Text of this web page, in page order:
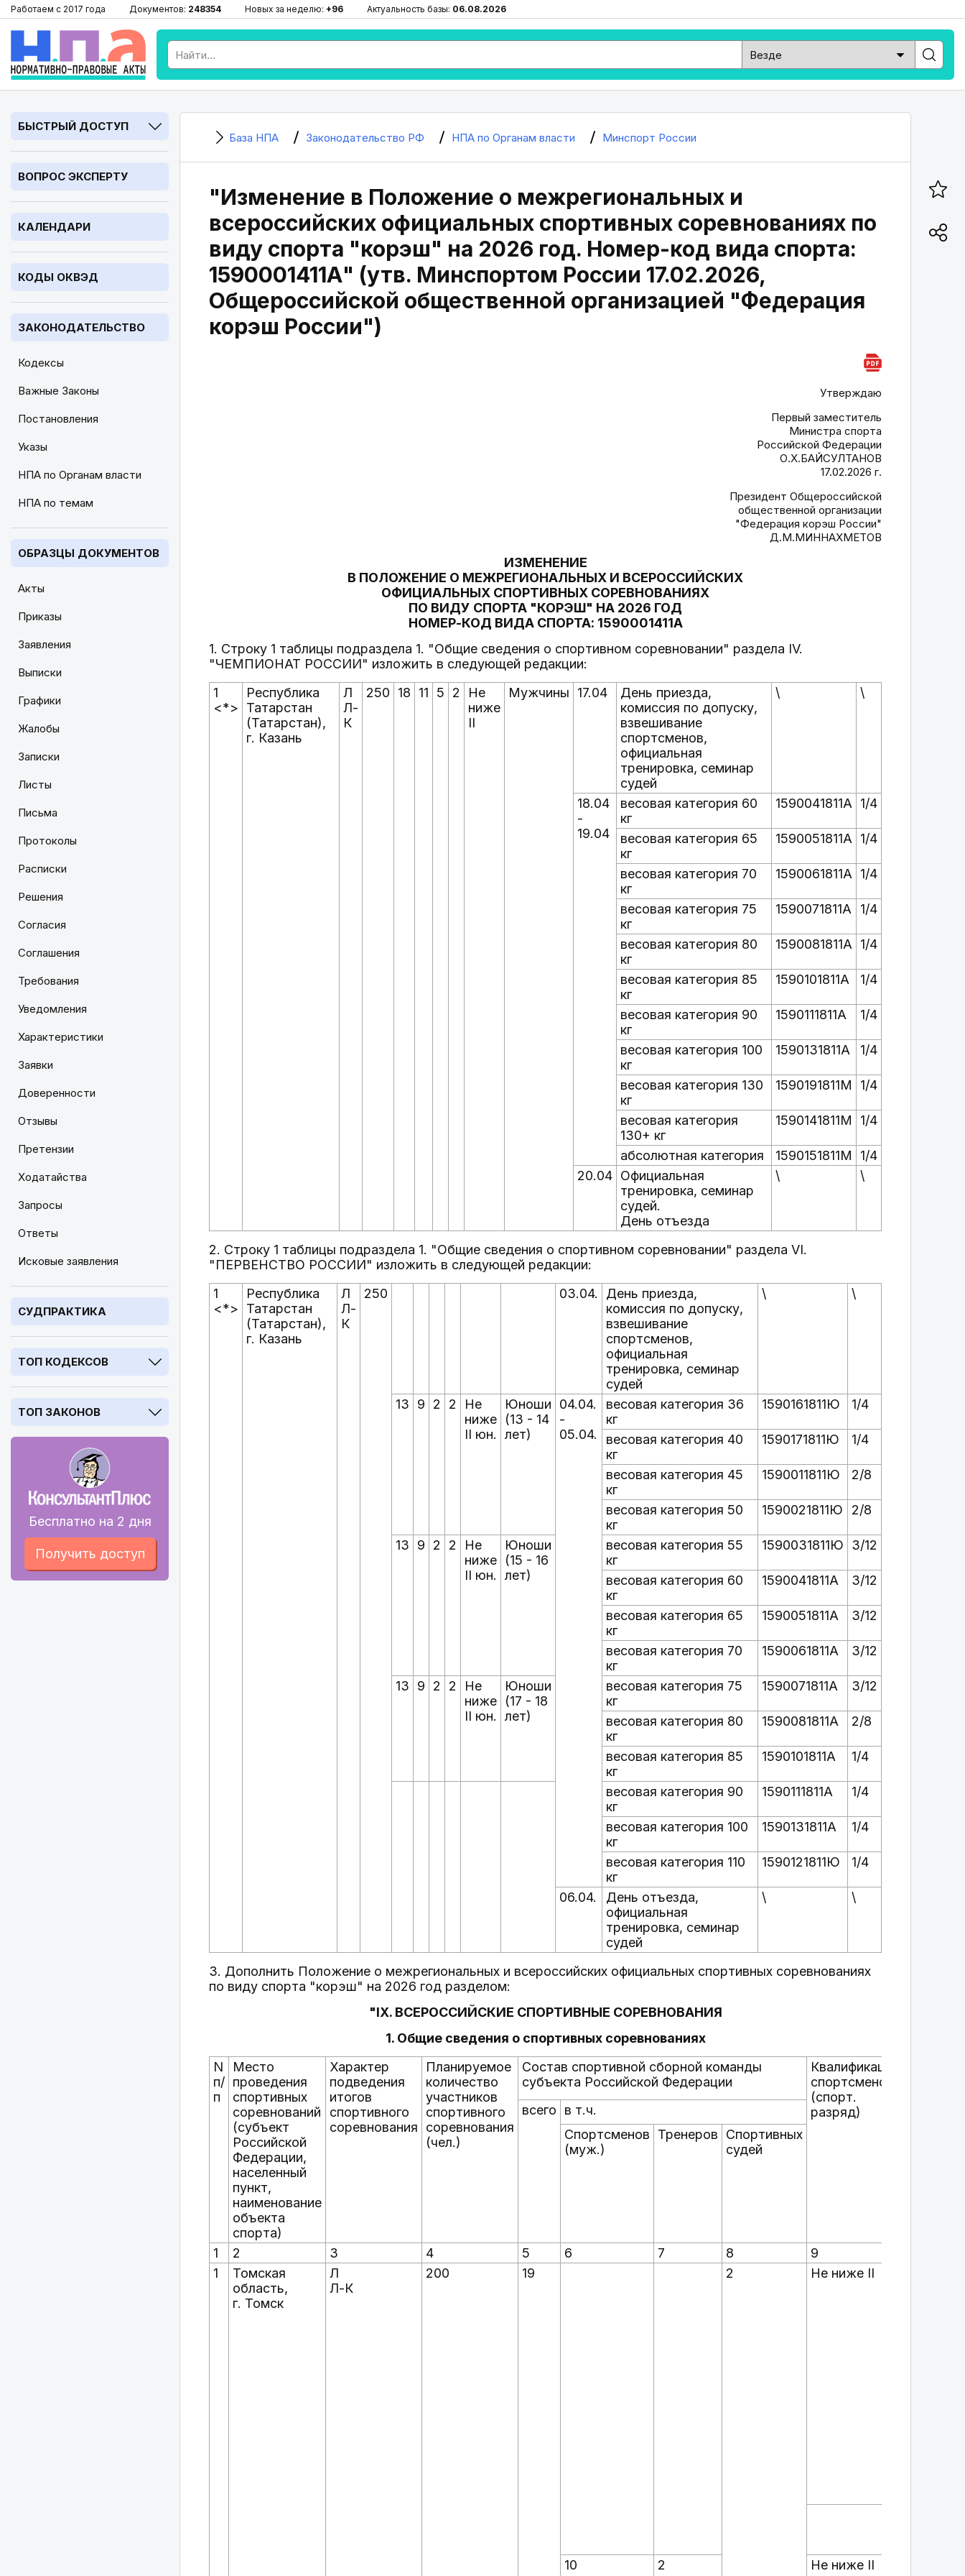
Работаем с 2017 года Документов: 248354 Новых за неделю: +96 Актуальность базы: 06.08.2026
БЫСТРЫЙ ДОСТУП
ВОПРОС ЭКСПЕРТУ
КАЛЕНДАРИ
КОДЫ ОКВЭД
ЗАКОНОДАТЕЛЬСТВО
Кодексы
Важные Законы
Постановления
Указы
НПА по Органам власти
НПА по темам
ОБРАЗЦЫ ДОКУМЕНТОВ
Акты
Приказы
Заявления
Выписки
Графики
Жалобы
Записки
Листы
Письма
Протоколы
Расписки
Решения
Согласия
Соглашения
Требования
Уведомления
Характеристики
Заявки
Доверенности
Отзывы
Претензии
Ходатайства
Запросы
Ответы
Исковые заявления
СУДПРАКТИКА
ТОП КОДЕКСОВ
ТОП ЗАКОНОВ
Бесплатно на 2 дня
Получить доступ
База НПА Законодательство РФ НПА по Органам власти Минспорт России
"Изменение в Положение о межрегиональных и
всероссийских официальных спортивных соревнованиях по
виду спорта "корэш" на 2026 год. Номер-код вида спорта:
1590001411А" (утв. Минспортом России 17.02.2026,
Общероссийской общественной организацией "Федерация
корэш России")
Утверждаю
Первый заместитель
Министра спорта
Российской Федерации
О.Х.БАЙСУЛТАНОВ
17.02.2026 г.
Президент Общероссийской
общественной организации
"Федерация корэш России"
Д.М.МИННАХМЕТОВ
ИЗМЕНЕНИЕ
В ПОЛОЖЕНИЕ О МЕЖРЕГИОНАЛЬНЫХ И ВСЕРОССИЙСКИХ
ОФИЦИАЛЬНЫХ СПОРТИВНЫХ СОРЕВНОВАНИЯХ
ПО ВИДУ СПОРТА "КОРЭШ" НА 2026 ГОД
НОМЕР-КОД ВИДА СПОРТА: 1590001411А
1. Строку 1 таблицы подраздела 1. "Общие сведения о спортивном соревновании" раздела IV.
"ЧЕМПИОНАТ РОССИИ" изложить в следующей редакции:
1
<*>
Республика
Татарстан
(Татарстан),
г. Казань
Л
Л-
К
250 18 11 5 2
Не
ниже
II
Мужчины 17.04
День приезда,
комиссия по допуску,
взвешивание
спортсменов,
официальная
тренировка, семинар
судей
\ \
18.04
-
19.04
весовая категория 60
кг
1590041811А 1/4
весовая категория 65
кг
1590051811А 1/4
весовая категория 70
кг
1590061811А 1/4
весовая категория 75
кг
1590071811А 1/4
весовая категория 80
кг
1590081811А 1/4
весовая категория 85
кг
1590101811А 1/4
весовая категория 90
кг
1590111811А 1/4
весовая категория 100
кг
1590131811А 1/4
весовая категория 130
кг
1590191811М 1/4
весовая категория
130+ кг
1590141811М 1/4
абсолютная категория 1590151811М
1/4
20.04 Официальная
тренировка, семинар
судей.
День отъезда
\ \
2. Строку 1 таблицы подраздела 1. "Общие сведения о спортивном соревновании" раздела VI.
"ПЕРВЕНСТВО РОССИИ" изложить в следующей редакции:
1
<*>
Республика
Татарстан
(Татарстан),
г. Казань
Л
Л-
К
250 03.04.
День приезда,
комиссия по допуску,
взвешивание
спортсменов,
официальная
тренировка, семинар
судей
\ \
13 9 2 2
Не
ниже
II юн.
Юноши
(13 - 14
лет)
04.04.
-
05.04.
весовая категория 36
кг
1590161811Ю 1/4
весовая категория 40
кг
1590171811Ю 1/4
весовая категория 45
кг
1590011811Ю 2/8
весовая категория 50
кг
1590021811Ю 2/8
13 9 2 2
Не
ниже
II юн.
Юноши
(15 - 16
лет)
весовая категория 55
кг
1590031811Ю 3/12
весовая категория 60
кг
1590041811А 3/12
весовая категория 65
кг
1590051811А 3/12
весовая категория 70
кг
1590061811А 3/12
13 9 2 2
Не
ниже
II юн.
Юноши
(17 - 18
лет)
весовая категория 75
кг
1590071811А 3/12
весовая категория 80
кг
1590081811А 2/8
весовая категория 85
кг
1590101811А 1/4
весовая категория 90
кг
1590111811А 1/4
весовая категория 100
кг
1590131811А 1/4
весовая категория 110
кг
1590121811Ю 1/4
06.04.
День отъезда,
официальная
тренировка, семинар
судей
\ \
3. Дополнить Положение о межрегиональных и всероссийских официальных спортивных соревнованиях
по виду спорта "корэш" на 2026 год разделом:
"IX. ВСЕРОССИЙСКИЕ СПОРТИВНЫЕ СОРЕВНОВАНИЯ
1. Общие сведения о спортивных соревнованиях
N
п/
п
Место
проведения
спортивных
соревнований
(субъект
Российской
Федерации,
населенный
пункт,
наименование
объекта
спорта)
Характер
подведения
итогов
спортивного
соревнования
Планируемое
количество
участников
спортивного
соревнования
(чел.)
Состав спортивной сборной команды
субъекта Российской Федерации
Квалификация
спортсменов
(спорт.
разряд)
всего
в т.ч.
Спортсменов
(муж.)
Тренеров
Спортивных
судей
1 2 3 4 5 6 7 8 9
1
Томская
область,
г. Томск
Л
Л-К
200 19 2 Не ниже II
10 2 Не ниже II